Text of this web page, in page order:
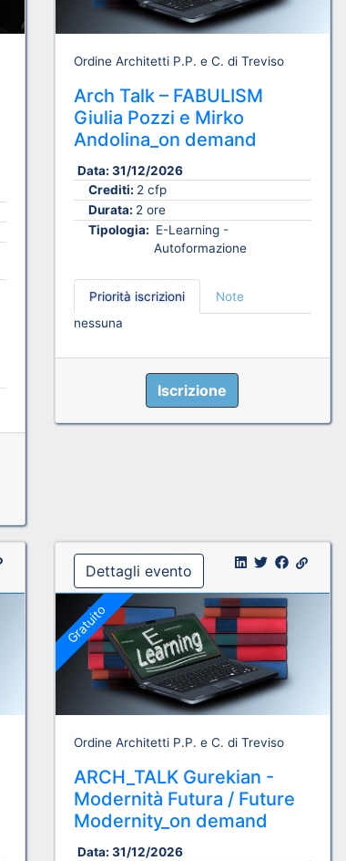
Ordine Architetti P.P. e C. di Treviso
Arch Talk – FABULISM
Giulia Pozzi e Mirko
Andolina_on demand
Data: 31/12/2026
Crediti: 2 cfp
Durata: 2 ore
Tipologia: E-Learning -
Autoformazione
Priorità iscrizioni
Note
nessuna
Iscrizione
Dettagli evento
Gratuito
Ordine Architetti P.P. e C. di Treviso
ARCH_TALK Gurekian -
Modernità Futura / Future
Modernity_on demand
Data: 31/12/2026